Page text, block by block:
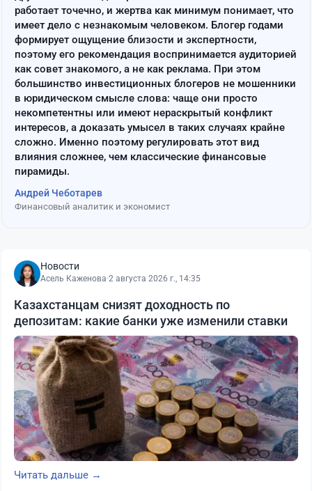
работает точечно, и жертва как минимум понимает, что
имеет дело с незнакомым человеком. Блогер годами
формирует ощущение близости и экспертности,
поэтому его рекомендация воспринимается аудиторией
как совет знакомого, а не как реклама. При этом
большинство инвестиционных блогеров не мошенники
в юридическом смысле слова: чаще они просто
некомпетентны или имеют нераскрытый конфликт
интересов, а доказать умысел в таких случаях крайне
сложно. Именно поэтому регулировать этот вид
влияния сложнее, чем классические финансовые
пирамиды.
Андрей Чеботарев
Финансовый аналитик и экономист
Новости
Асель Каженова·2 августа 2026 г., 14:35
Казахстанцам снизят доходность по
депозитам: какие банки уже изменили ставки
Читать дальше →